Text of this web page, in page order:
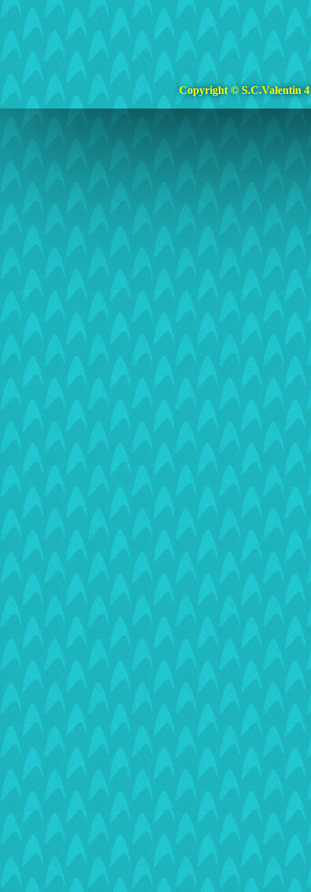
Copyright © S.C.Valentin